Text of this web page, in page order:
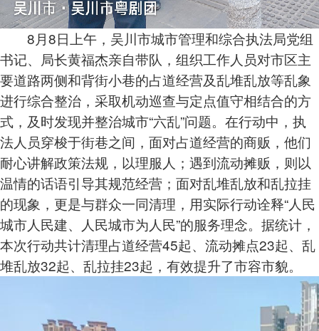
8月8日上午，吴川市城市管理和综合执法局党组
书记、局长黄福杰亲自带队，组织工作人员对市区主
要道路两侧和背街小巷的占道经营及乱堆乱放等乱象
进行综合整治，采取机动巡查与定点值守相结合的方
式，及时发现并整治城市“六乱”问题。在行动中，执
法人员穿梭于街巷之间，面对占道经营的商贩，他们
耐心讲解政策法规，以理服人；遇到流动摊贩，则以
温情的话语引导其规范经营；面对乱堆乱放和乱拉挂
的现象，更是与群众一同清理，用实际行动诠释“人民
城市人民建、人民城市为人民”的服务理念。据统计，
本次行动共计清理占道经营45起、流动摊点23起、乱
堆乱放32起、乱拉挂23起，有效提升了市容市貌。